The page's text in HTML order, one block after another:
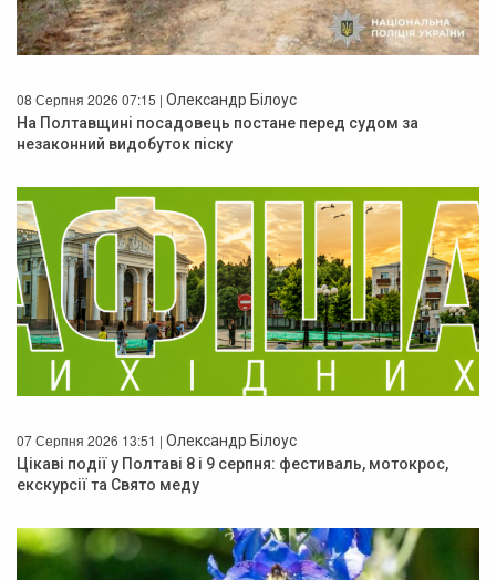
08 Серпня 2026 07:15 | Олександр Білоус
На Полтавщині посадовець постане перед судом за
незаконний видобуток піску
07 Серпня 2026 13:51 | Олександр Білоус
Цікаві події у Полтаві 8 і 9 серпня: фестиваль, мотокрос,
екскурсії та Свято меду